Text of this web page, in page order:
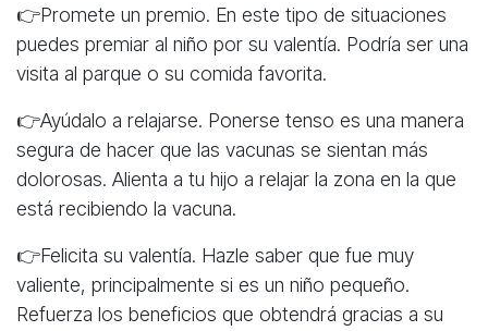
👉Promete un premio. En este tipo de situaciones
puedes premiar al niño por su valentía. Podría ser una
visita al parque o su comida favorita.
👉Ayúdalo a relajarse. Ponerse tenso es una manera
segura de hacer que las vacunas se sientan más
dolorosas. Alienta a tu hijo a relajar la zona en la que
está recibiendo la vacuna.
👉Felicita su valentía. Hazle saber que fue muy
valiente, principalmente si es un niño pequeño.
Refuerza los beneficios que obtendrá gracias a su